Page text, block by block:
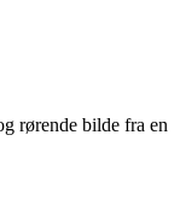
rørende bilde fra en